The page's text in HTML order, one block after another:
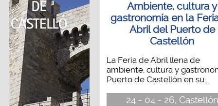
Ambiente, cultura y
gastronomía en la
Abril del Puerto de
Castellón
La Feria de Abril llena de
ambiente, cultura y
Puerto de Castellón en su...
24 - 04 - 26, Castellón